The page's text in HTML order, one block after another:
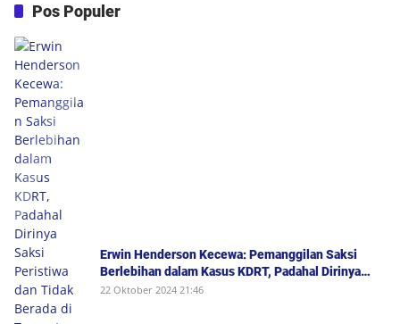
Pos Populer
Erwin Henderson Kecewa: Pemanggilan Saksi
Berlebihan dalam Kasus KDRT, Padahal Dirinya
Saksi Peristiwa dan Tidak Berada di Tempat
22 Oktober 2024 21:46